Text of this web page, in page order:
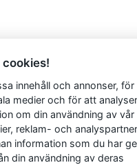
innehåll och annonser, för
medier och för att
om din användning av vår
reklam- och
information som du har
din användning av deras